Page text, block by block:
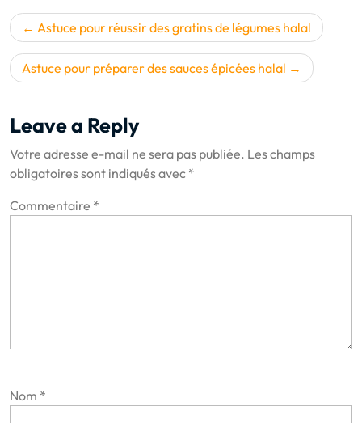
Navigation
de
l’article
Astuce pour réussir des gratins de légumes halal
Astuce pour préparer des sauces épicées halal
Leave a Reply
Votre adresse e-mail ne sera pas publiée. Les champs
obligatoires sont indiqués avec *
Commentaire *
Nom *